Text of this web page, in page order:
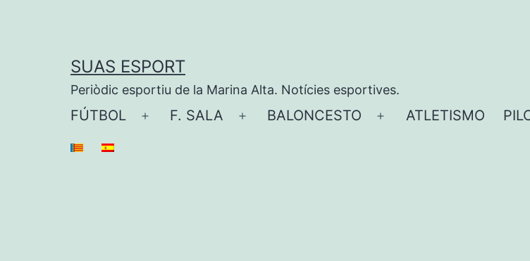
SUAS ESPORT
Periòdic esportiu de la Marina Alta. Notícies esportives.
FÚTBOL
Abrir
F. SALA
Abrir
BALONCESTO
Abrir
ATLETISMO